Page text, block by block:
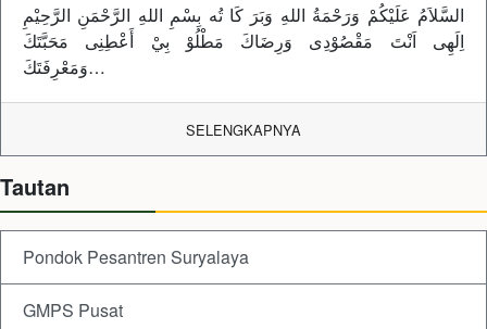
السَّلاَمُ عَلَيْكُمْ وَرَحْمَةُ اللهِ وَبَرَ كَا تُه بِسْمِ اللهِ الرَّحْمَنِ الرَّحِيْمِ
اِلَهِى اَنْتَ مَقْصُوْدِى وَرِضَاكَ مَطْلُوْ بِيْ أَعْطِنِى مَحَبَّتَكَ
وَمَعْرِفَتَكَ…
SELENGKAPNYA
Tautan
Pondok Pesantren Suryalaya
GMPS Pusat